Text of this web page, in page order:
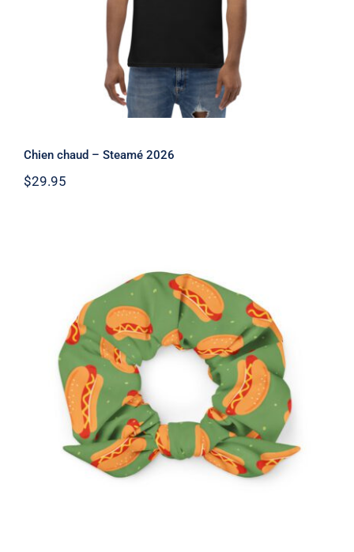
Chien chaud – Steamé 2026
$29.95
Chouchou recyclé – Steamé 2026